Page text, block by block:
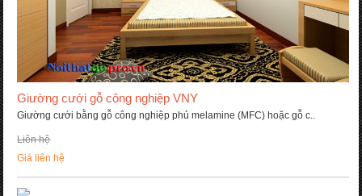
Giường cưới gỗ công nghiệp VNY
Giường cưới bằng gỗ công nghiệp phủ melamine (MFC) hoặc gỗ c..
Liên hệ
Giá liên hệ